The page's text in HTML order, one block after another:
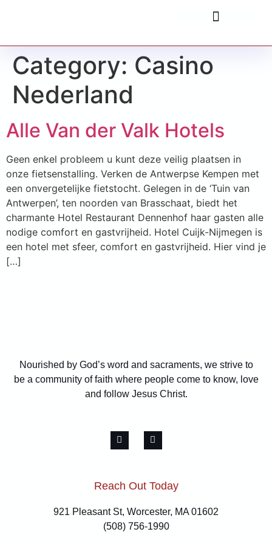
Category: Casino
Nederland
Alle Van der Valk Hotels
Geen enkel probleem u kunt deze veilig plaatsen in
onze fietsenstalling. Verken de Antwerpse Kempen met
een onvergetelijke fietstocht. Gelegen in de ‘Tuin van
Antwerpen’, ten noorden van Brasschaat, biedt het
charmante Hotel Restaurant Dennenhof haar gasten alle
nodige comfort en gastvrijheid. Hotel Cuijk-Nijmegen is
een hotel met sfeer, comfort en gastvrijheid. Hier vind je
[…]
Nourished by God’s word and sacraments, we strive to
be a community of faith where people come to know, love
and follow Jesus Christ.
Reach Out Today
921 Pleasant St, Worcester, MA 01602
(508) 756-1990